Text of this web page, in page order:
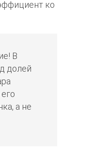
ко
В
долей
а не